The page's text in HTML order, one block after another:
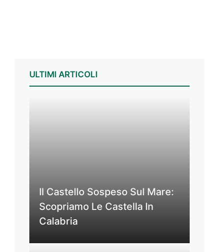
ULTIMI ARTICOLI
Il Castello Sospeso Sul Mare:
Scopriamo Le Castella In
Calabria